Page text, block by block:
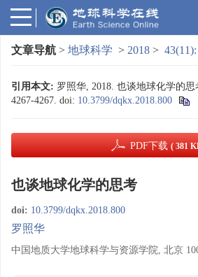
文章导航 > 地球科学 > 2018 >
引用本文: 罗照华, 2018. 也谈地球化学的
4267-4267. doi: 10.3799/dqkx.2018.800
PDF下载 ( 381
也谈地球化学的思考
doi: 10.3799/dqkx.2018.800
罗照华
中国地质大学地球科学与资源学院, 北京